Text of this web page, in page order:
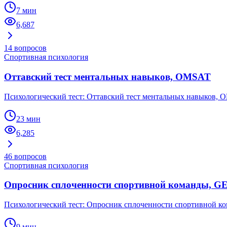
7 мин
6,687
14 вопросов
Спортивная психология
Оттавский тест ментальных навыков, OMSAT
Психологический тест: Оттавский тест ментальных навыков,
23 мин
6,285
46 вопросов
Спортивная психология
Опросник сплоченности спортивной команды,
Психологический тест: Опросник сплоченности спортивной